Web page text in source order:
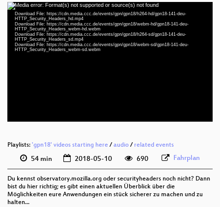
Video
Player
Media error: Format(s) not supported or source(s) not found
Download File: https://cdn.media.ccc.de/events/gpn/gpn18/h264-hd/gpn18-141-deu-
HTTP_Security_Headers_hd.mp4
Download File: https://cdn.media.ccc.de/events/gpn/gpn18/webm-hd/gpn18-141-deu-
HTTP_Security_Headers_webm-hd.webm
Download File: https://cdn.media.ccc.de/events/gpn/gpn18/h264-sd/gpn18-141-deu-
HTTP_Security_Headers_sd.mp4
Download File: https://cdn.media.ccc.de/events/gpn/gpn18/webm-sd/gpn18-141-deu-
HTTP_Security_Headers_webm-sd.webm
Playlists: 'gpn18' videos starting here / audio / related events
54 min 2018-05-10 690 Fahrplan
Du kennst observatory.mozilla.org oder securityheaders noch nicht? Dann
bist du hier richtig; es gibt einen aktuellen Überblick über die
Möglichkeiten eure Anwendungen ein stück sicherer zu machen und zu
halten...